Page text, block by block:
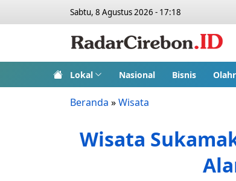
Sabtu, 8 Agustus 2026 - 17:18
Lokal Nasional Bisnis
Beranda »Wisata
Wisata